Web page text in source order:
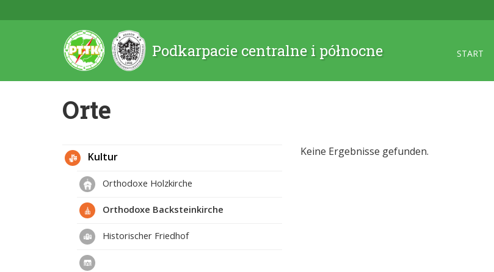
Podkarpacie centralne i północne START
Orte
Keine Ergebnisse gefunden.
Kultur
Orthodoxe Holzkirche
Orthodoxe Backsteinkirche
Historischer Friedhof